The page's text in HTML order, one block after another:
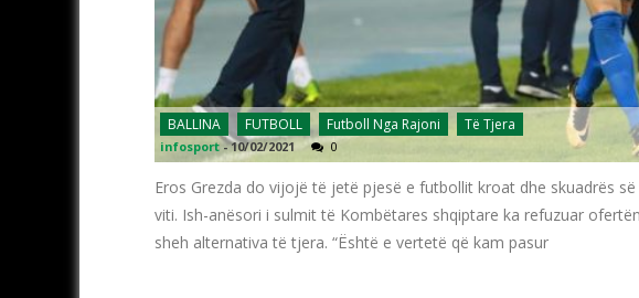
BALLINA FUTBOLL Futboll Nga Rajoni Të Tjera
infosport -10/02/2021 0
Eros Grezda do vijojë të jetë pjesë e futbollit kroat dhe skuadrës
viti. Ish-anësori i sulmit të Kombëtares shqiptare ka refuzuar
sheh alternativa të tjera. “Është e vertetë që kam pasur